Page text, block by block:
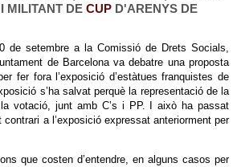
MILITANT DE CUP D'ARENYS DE
de setembre a la Comissió de Drets Socials,
de Barcelona va debatre una proposta
fer fora l’exposició d’estàtues franquistes de
s’ha salvat perquè la representació de la
votació, junt amb C’s i PP. I això ha passat
a l’exposició expressat anteriorment per
que costen d’entendre, en alguns casos per